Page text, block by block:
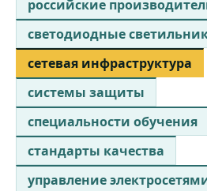
российские
светодиодные
сетевая инфраструктура
системы защиты
специальности обучения
стандарты качества
управление